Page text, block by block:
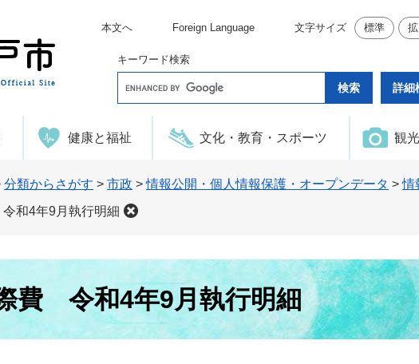
本文へ Foreign Language 文字サイズ 標準
キーワード検索
o
e
タ
ム
検
索
詳細
健康と福祉 文化・教育・スポーツ 観
分類からさがす > 市政 >情報公開・個人情報保護・オープンデータ >情
和4年9月執行明細
費 令和4年9月執行明細